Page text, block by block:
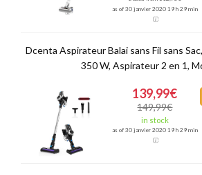
as of 30 janvier 2020 19 h 29 min
Dcenta Aspirateur Balai sans Fil sans
350 W, Aspirateur 2 en 1,
139,99€
149,99€
in stock
as of 30 janvier 2020 19 h 29 min